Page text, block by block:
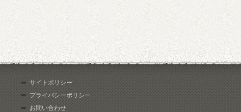
サイトポリシー
プライバシーポリシー
お問い合わせ